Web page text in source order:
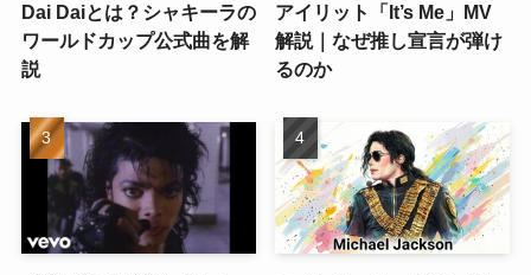
Dai Daiとは？シャキーラの
ワールドカップ公式曲を解
説
アイリット「It’s Me」MV
解説｜なぜ推し宣言が弾け
るのか